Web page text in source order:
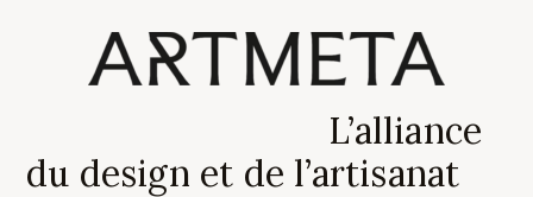
L’alliance
du design et de l’artisanat